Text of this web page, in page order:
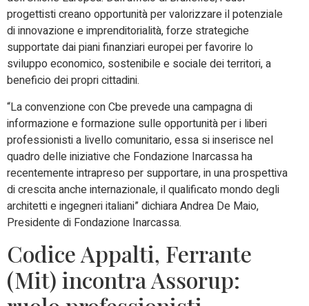
progettisti creano opportunità per valorizzare il potenziale
di innovazione e imprenditorialità, forze strategiche
supportate dai piani finanziari europei per favorire lo
sviluppo economico, sostenibile e sociale dei territori, a
beneficio dei propri cittadini.
“La convenzione con Cbe prevede una campagna di
informazione e formazione sulle opportunità per i liberi
professionisti a livello comunitario, essa si inserisce nel
quadro delle iniziative che Fondazione Inarcassa ha
recentemente intrapreso per supportare, in una prospettiva
di crescita anche internazionale, il qualificato mondo degli
architetti e ingegneri italiani” dichiara Andrea De Maio,
Presidente di Fondazione Inarcassa.
Codice Appalti, Ferrante
(Mit) incontra Assorup: